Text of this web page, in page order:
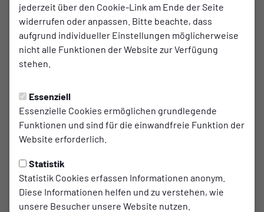
jederzeit über den Cookie-Link am Ende der Seite
widerrufen oder anpassen. Bitte beachte, dass
aufgrund individueller Einstellungen möglicherweise
nicht alle Funktionen der Website zur Verfügung
stehen.
Essenziell
Essenzielle Cookies ermöglichen grundlegende
Funktionen und sind für die einwandfreie Funktion der
Website erforderlich.
Statistik
Statistik Cookies erfassen Informationen anonym.
Diese Informationen helfen und zu verstehen, wie
unsere Besucher unsere Website nutzen.
Trainer
Nico
Dewert
Udo
Kliewe